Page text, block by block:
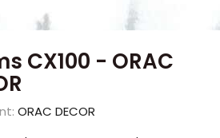
CX100 - ORAC
ORAC DECOR